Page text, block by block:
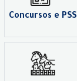
Concursos e PSS